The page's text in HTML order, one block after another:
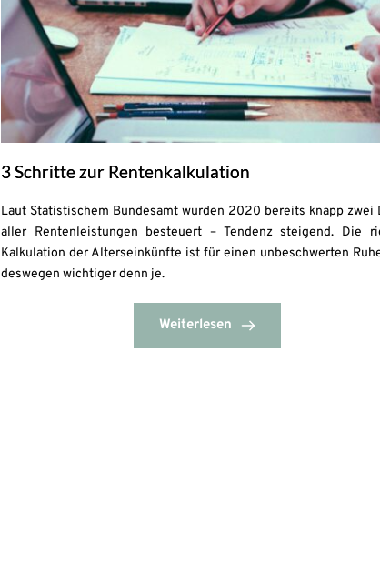
3 Schritte zur Rentenkalkulation
Laut Statistischem Bundesamt wurden 2020 bereits knapp zwei
aller Rentenleistungen besteuert – Tendenz steigend. Die
Kalkulation der Alterseinkünfte ist für einen unbeschwerten
deswegen wichtiger denn je.
Weiterlesen